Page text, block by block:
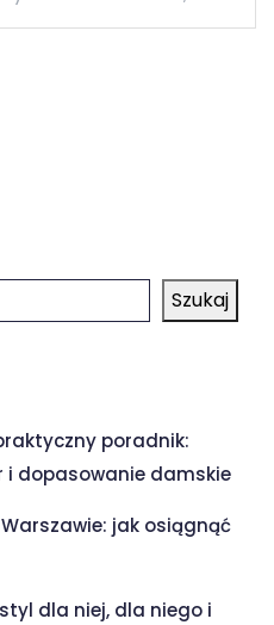
Szukaj
poradnik:
i dopasowanie damskie
jak osiągnąć
dla niej, dla niego i